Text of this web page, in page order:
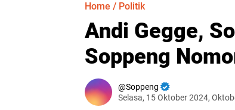
Home / Politik
Andi Gegge,
Soppeng
Soppeng
Selasa, 15 Oktober 2024,